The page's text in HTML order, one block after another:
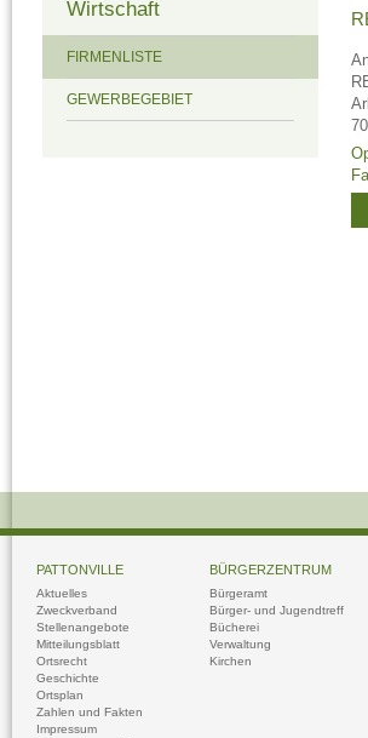
Wirtschaft
FIRMENLISTE
GEWERBEGEBIET
PATTONVILLE
Aktuelles
Zweckverband
Stellenangebote
Mitteilungsblatt
Ortsrecht
Geschichte
Ortsplan
Zahlen und Fakten
Impressum
BÜRGERZENTRUM
Bürgeramt
Bürger- und Jugendtreff
Bücherei
Verwaltung
Kirchen